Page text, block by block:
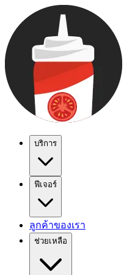
บริการ
ฟีเจอร์
ลูกค้าของเรา
ช่วยเหลือ